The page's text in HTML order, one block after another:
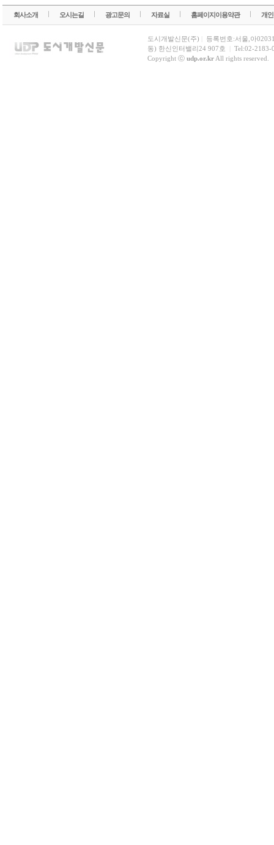
회사소개 오시는길 광고문의 자료실 홈페이지이용약관 개
도시개발신문(주)
등록번호:서울,아
동) 한신인터밸리24 907호
Tel:02-2183-
Copyright ⓒ udp.or.krAll rights reserved.